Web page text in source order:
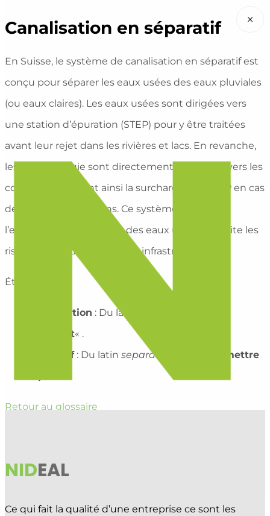
Canalisation en séparatif
En Suisse, le système de canalisation en séparatif est
conçu pour séparer les eaux usées des eaux pluviales
(ou eaux claires). Les eaux usées sont dirigées vers
une station d’épuration (STEP) pour y être traitées
avant leur rejet dans les rivières et lacs. En revanche,
les eaux de pluie sont directement conduites vers les
cours d’eau, évitant ainsi la surcharge des STEP en cas
de fortes précipitations. Ce système améliore
l’efficacité du traitement des eaux usées et limite les
risques d’engorgement des infrastructures.
Étymologie
Canalisation : Du latin
conduit« .
Séparatif: Du latin separare
mettre
Retour au glossaire
NIDEAL
Ce qui fait la qualité d’une entreprise ce sont les
×